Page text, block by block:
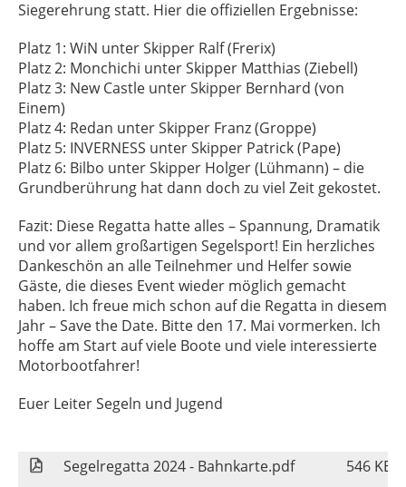
Siegerehrung statt. Hier die offiziellen Ergebnisse:
Platz 1: WiN unter Skipper Ralf (Frerix)
Platz 2: Monchichi unter Skipper Matthias (Ziebell)
Platz 3: New Castle unter Skipper Bernhard (von
Einem)
Platz 4: Redan unter Skipper Franz (Groppe)
Platz 5: INVERNESS unter Skipper Patrick (Pape)
Platz 6: Bilbo unter Skipper Holger (Lühmann) – die
Grundberührung hat dann doch zu viel Zeit gekostet.
Fazit: Diese Regatta hatte alles – Spannung, Dramatik
und vor allem großartigen Segelsport! Ein herzliches
Dankeschön an alle Teilnehmer und Helfer sowie
Gäste, die dieses Event wieder möglich gemacht
haben. Ich freue mich schon auf die Regatta in diesem
Jahr – Save the Date. Bitte den 17. Mai vormerken. Ich
hoffe am Start auf viele Boote und viele interessierte
Motorbootfahrer!
Euer Leiter Segeln und Jugend
Segelregatta 2024 - Bahnkarte.pdf
546 KB